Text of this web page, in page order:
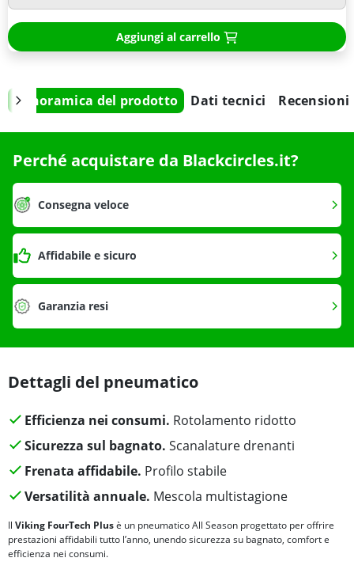
Aggiungi al carrello
Panoramica del prodotto Dati tecnici Recensioni
Perché acquistare da Blackcircles.it?
Consegna veloce
Affidabile e sicuro
Garanzia resi
Dettagli del pneumatico
Efficienza nei consumi. Rotolamento ridotto
Sicurezza sul bagnato. Scanalature drenanti
Frenata affidabile. Profilo stabile
Versatilità annuale. Mescola multistagione
Il Viking FourTech Plusè un pneumatico All Season progettato per offrire
prestazioni affidabili tutto l’anno, unendo sicurezza su bagnato, comfort e
efficienza nei consumi.